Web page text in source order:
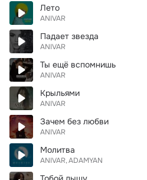
Лето
ANIVAR
Падает звезда
ANIVAR
Ты ещё вспомнишь
ANIVAR
Крыльями
ANIVAR
Зачем без любви
ANIVAR
Молитва
ANIVAR ADAMYAN